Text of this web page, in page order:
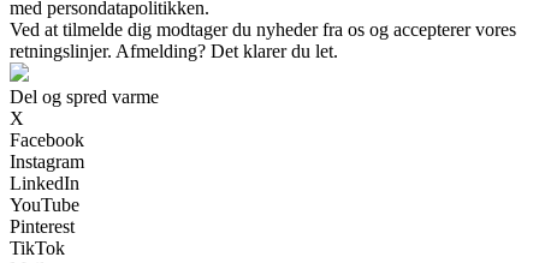
med persondatapolitikken.
Ved at tilmelde dig modtager du nyheder fra os og accepterer vores
retningslinjer. Afmelding? Det klarer du let.
Del og spred varme
X
Facebook
Instagram
LinkedIn
YouTube
Pinterest
TikTok